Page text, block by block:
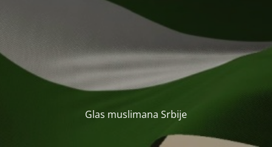
Glas muslimana Srbije